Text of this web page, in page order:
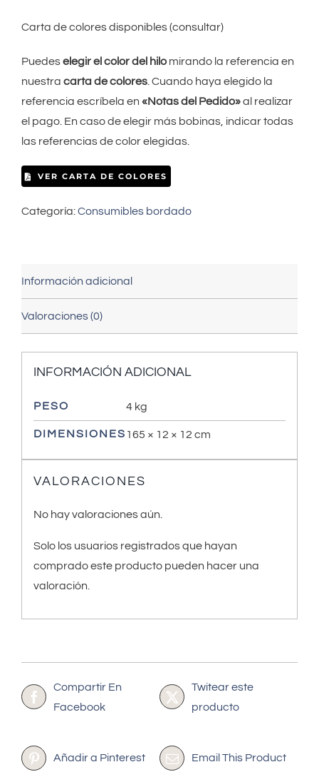
Carta de colores disponibles (consultar)
Puedeselegir el color del hilo mirando la referencia en
nuestra carta de colores . Cuando haya elegido la
referencia escríbela en «Notas del Pedido»al realizar
el pago. En caso de elegir más bobinas, indicar todas
las referencias de color elegidas.
VER CARTA DE COLORES
Categoría:Consumibles bordado
Información adicional
Valoraciones (0)
INFORMACIÓN ADICIONAL
PESO 4 kg
DIMENSIONES 165 × 12 × 12 cm
VALORACIONES
No hay valoraciones aún.
Solo los usuarios registrados que hayan
comprado este producto pueden hacer una
valoración.
Compartir En
Facebook
Twitear este
producto
Añadir a Pinterest Email This Product